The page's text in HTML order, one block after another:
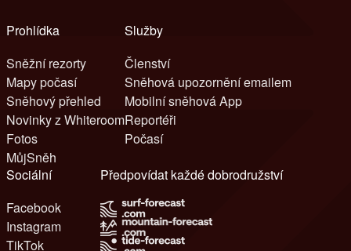
Prohlídka
Sněžní rezorty
Mapy počasí
Sněhový přehled
Novinky z Whiteroom
Fotos
MůjSněh
Služby
Členství
Sněhová upozornění emailem
Mobilní sněhová App
Reportéři
Počasí
Sociální
Facebook
Instagram
TikTok
Předpovídat každé dobrodružství